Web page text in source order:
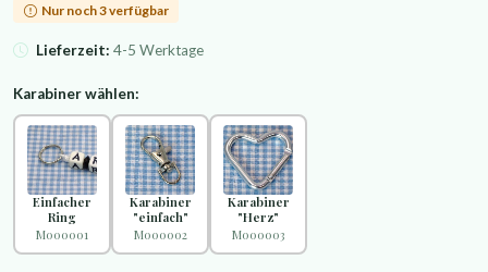
Nur noch 3 verfügbar
Lieferzeit: 4-5 Werktage
Karabiner wählen:
Einfacher
Ring
M000001
Karabiner
"einfach"
M000002
Karabiner
"Herz"
M000003